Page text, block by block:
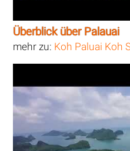
Überblick über Palauai
mehr zu: Koh Paluai Koh